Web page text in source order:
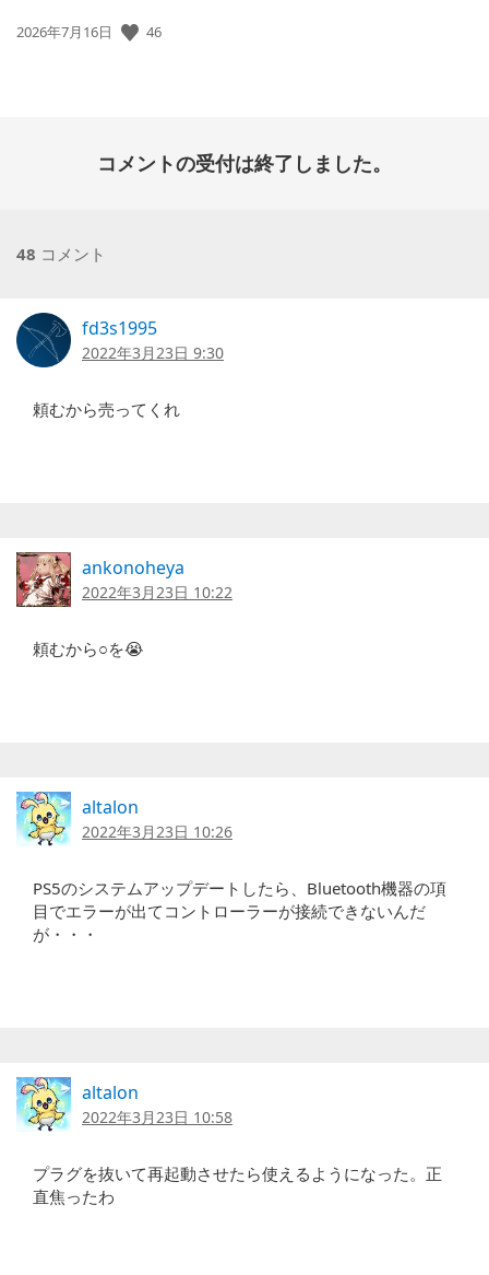
公
2026年7月16日 46
コメントの受付は終了しました。
48 コメント
fd3s1995
2022年3月23日 9:30
頼むから売ってくれ
ankonoheya
2022年3月23日 10:22
頼むから○を😭
altalon
2022年3月23日 10:26
PS5のシステムアップデートしたら、Bluetooth機器の項
目でエラーが出てコントローラーが接続できないんだ
が・・・
altalon
2022年3月23日 10:58
プラグを抜いて再起動させたら使えるようになった。正
直焦ったわ